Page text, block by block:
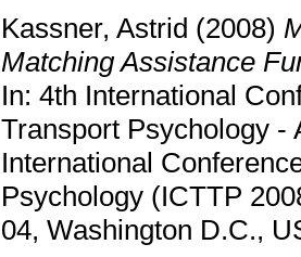
Kassner, Astrid (2008)
Matching Assistance
In: 4th International
Transport Psychology -
International
Psychology (ICTTP
04, Washington D.C.,